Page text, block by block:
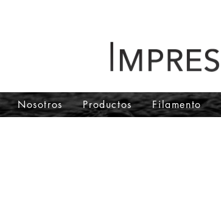
Nosotros Productos Filamento